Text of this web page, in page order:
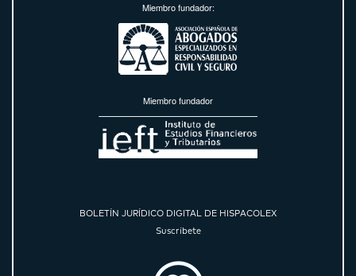
Miembro fundador:
Miembro fundador
BOLETÍN JURÍDICO DIGITAL DE HISPACOLEX
Suscríbete